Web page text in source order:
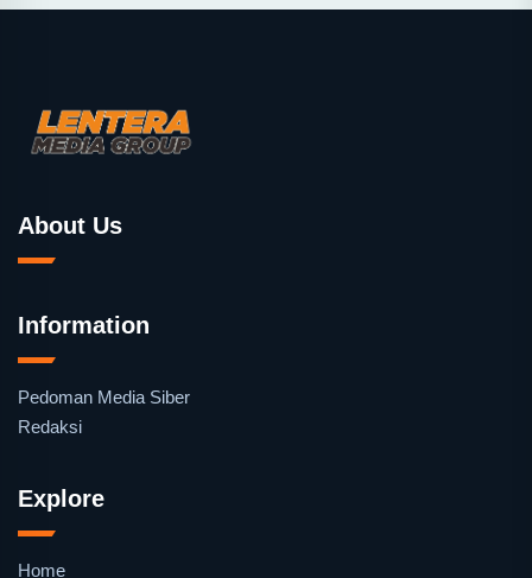
About Us
Information
Pedoman Media Siber
Redaksi
Explore
Home